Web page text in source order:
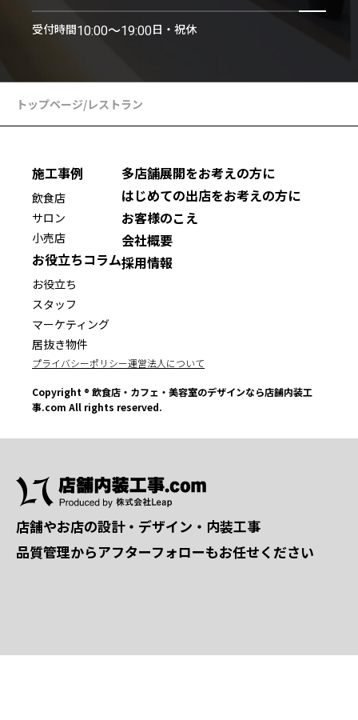
受付時間10:00〜19:00日・祝休
トップページ/レストラン
施工事例
飲食店
サロン
小売店
お役立ちコラム
お役立ち
スタッフ
マーケティング
居抜き物件
多店舗展開をお考えの方に
はじめての出店をお考えの方に
お客様のこえ
会社概要
採用情報
プライバシーポリシー運営法人について
Copyright ® 飲食店・カフェ・美容室のデザインなら店舗内装工
事.com All rights reserved.
店舗やお店の設計・デザイン・内装工事
品質管理からアフターフォローもお任せください